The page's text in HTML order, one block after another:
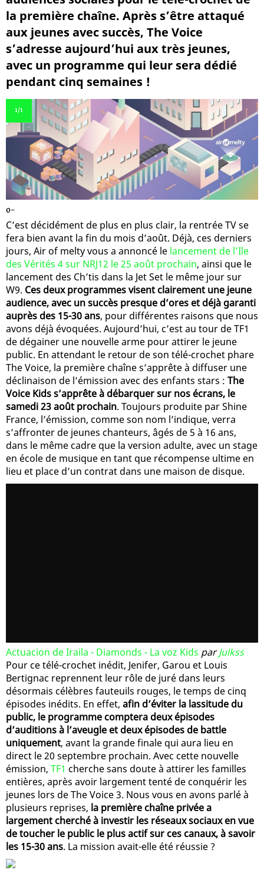
la première chaîne. Après s’être attaqué
aux jeunes avec succès, The Voice
s’adresse aujourd’hui aux très jeunes,
avec un programme qui leur sera dédié
pendant cinq semaines !
1/1
0-
C’est décidément de plus en plus clair, la rentrée TV se
fera bien avant la fin du mois d’août. Déjà, ces derniers
jours, Air of melty vous a annoncé le lancement de l’Ile
des Vérités 4 sur NRJ12 le 25 août prochain, ainsi que le
lancement des Ch’tis dans la Jet Set le même jour sur
W9. Ces deux programmes visent clairement une jeune
audience, avec un succès presque d’ores et déjà garanti
auprès des 15-30 ans, pour différentes raisons que nous
avons déjà évoquées. Aujourd’hui, c’est au tour de TF1
de dégainer une nouvelle arme pour attirer le jeune
public. En attendant le retour de son télé-crochet phare
The Voice, la première chaîne s’apprête à diffuser une
déclinaison de l’émission avec des enfants stars : The
Voice Kids s’apprête à débarquer sur nos écrans, le
samedi 23 août prochain. Toujours produite par Shine
France, l’émission, comme son nom l’indique, verra
s’affronter de jeunes chanteurs, âgés de 5 à 16 ans,
dans le même cadre que la version adulte, avec un stage
en école de musique en tant que récompense ultime en
lieu et place d’un contrat dans une maison de disque.
Actuacion de Iraila - Diamonds - La voz Kids parJulkss
Pour ce télé-crochet inédit, Jenifer, Garou et Louis
Bertignac reprennent leur rôle de juré dans leurs
désormais célèbres fauteuils rouges, le temps de cinq
épisodes inédits. En effet, afin d’éviter la lassitude du
public, le programme comptera deux épisodes
d’auditions à l’aveugle et deux épisodes de battle
uniquement, avant la grande finale qui aura lieu en
direct le 20 septembre prochain. Avec cette nouvelle
émission, TF1 cherche sans doute à attirer les familles
entières, après avoir largement tenté de conquérir les
jeunes lors de The Voice 3. Nous vous en avons parlé à
plusieurs reprises, la première chaîne privée a
largement cherché à investir les réseaux sociaux en vue
de toucher le public le plus actif sur ces canaux, à savoir
les 15-30 ans. La mission avait-elle été réussie ?